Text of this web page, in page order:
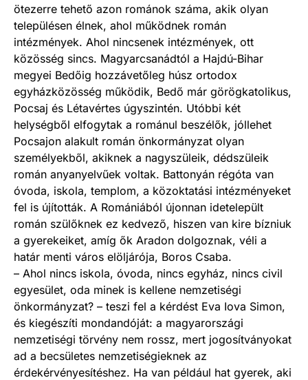
ötezerre tehető azon románok száma, akik olyan
településen élnek, ahol működnek román
intézmények. Ahol nincsenek intézmények, ott
közösség sincs. Magyarcsanádtól a Hajdú-Bihar
megyei Bedőig hozzávetőleg húsz ortodox
egyházközösség működik, Bedő már görögkatolikus,
Pocsaj és Létavértes úgyszintén. Utóbbi két
helységből elfogytak a románul beszélők, jóllehet
Pocsajon alakult román önkormányzat olyan
személyekből, akiknek a nagyszüleik, dédszüleik
román anyanyelvűek voltak. Battonyán régóta van
óvoda, iskola, templom, a közoktatási intézményeket
fel is újították. A Romániából újonnan idetelepült
román szülőknek ez kedvező, hiszen van kire bízniuk
a gyerekeiket, amíg ők Aradon dolgoznak, véli a
határ menti város elöljárója, Boros Csaba.
– Ahol nincs iskola, óvoda, nincs egyház, nincs civil
egyesület, oda minek is kellene nemzetiségi
önkormányzat? – teszi fel a kérdést Eva Iova Simon,
és kiegészíti mondandóját: a magyarországi
nemzetiségi törvény nem rossz, mert jogosítványokat
ad a becsületes nemzetiségieknek az
érdekérvényesítéshez. Ha van például hat gyerek, aki